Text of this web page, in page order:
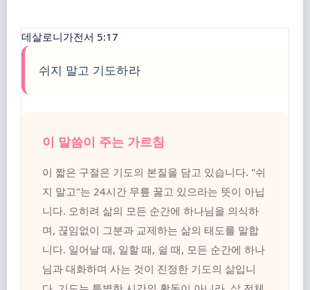
데살로니가전서 5:17
쉬지 말고 기도하라
이 말씀이 주는 가르침
이 짧은 구절은 기도의 본질을 담고 있습니다. "쉬
지 말고"는 24시간 무릎 꿇고 있으라는 뜻이 아닙
니다. 오히려 삶의 모든 순간에 하나님을 의식하
며, 끊임없이 그분과 교제하는 삶의 태도를 말합
니다. 일어날 때, 일할 때, 쉴 때, 모든 순간에 하나
님과 대화하며 사는 것이 진정한 기도의 삶입니